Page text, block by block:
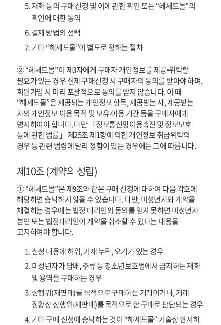
재화 등의 구매 신청 및 이에 관한 확인 또는 “헤세드몰”의
확인에 대한 동의
결제 방법의 선택
기타 “헤세드몰”이 별도로 정하는 절차
② “헤세드몰”이 제3자에게 구매자 개인정보를 제공•위탁할
필요가 있는 경우 실제 구매신청 시 구매자의 동의를 받아야 하며,
회원가입 시 미리 포괄적으로 동의를 받지 않습니다. 이 때
“헤세드몰”은 제공되는 개인정보 항목, 제공받는 자, 제공받는
자의 개인정보 이용 목적 및 보유‧이용 기간 등을 구매자에게
명시하여야 합니다. 다만 「정보통신망이용촉진 및 정보보호
등에 관한 법률」 제25조 제1항에 의한 개인정보 취급위탁의
경우 등 관련 법령에 달리 정함이 있는 경우에는 그에 따릅니다.
제10조 (계약의 성립)
① “헤세드몰”은 제9조와 같은 구매 신청에 대하여 다음 각호에
해당하면 승낙하지 않을 수 있습니다. 다만, 미성년자와 계약을
체결하는 경우에는 법정 대리인의 동의를 얻지 못하면 미성년자
본인 또는 법정대리인이 계약을 취소할 수 있다는 내용을
고지하여야 합니다.
신청 내용에 허위, 기재 누락, 오기가 있는 경우
미성년자가 담배, 주류 등 청소년보호법에서 금지하는 재화
및 용역을 구매하는 경우
상행위(재판매)를 목적으로 구매하는 거래이거나, 거래
정황상 상행위(재판매)를 목적으로 한 구매로 판단되는 경우
기타 구매 신청에 승낙하는 것이 “헤세드몰” 기술상 현저히